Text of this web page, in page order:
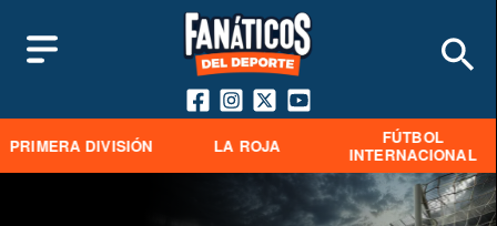
PRIMERA DIVISIÓN LA ROJA
FÚTBOL
INTERNACIONAL